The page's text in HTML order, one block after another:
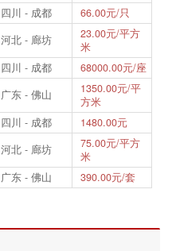
四川 - 成都
66.00元/只
河北 - 廊坊
23.00元/平方
米
四川 - 成都
68000.00元/座
广东 - 佛山
1350.00元/平
方米
四川 - 成都
1480.00元
河北 - 廊坊
75.00元/平方
米
广东 - 佛山
390.00元/套